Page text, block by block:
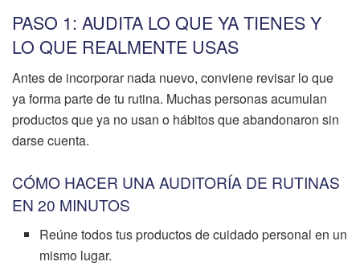
PASO 1: AUDITA LO QUE YA TIENES Y
LO QUE REALMENTE USAS
Antes de incorporar nada nuevo, conviene revisar lo que
ya forma parte de tu rutina. Muchas personas acumulan
productos que ya no usan o hábitos que abandonaron sin
darse cuenta.
CÓMO HACER UNA AUDITORÍA DE RUTINAS
EN 20 MINUTOS
Reúne todos tus productos de cuidado personal en un
mismo lugar.